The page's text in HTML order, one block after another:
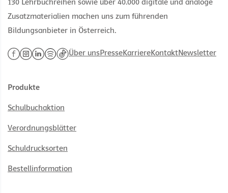
130 Lehrbuchreihen sowie über 40.000 digitale und analoge
Zusatzmaterialien machen uns zum führenden
Bildungsanbieter in Österreich.
Über unsPresseKarriereKontaktNewsletter
Produkte
Schulbuchaktion
Verordnungsblätter
Schuldrucksorten
Bestellinformation